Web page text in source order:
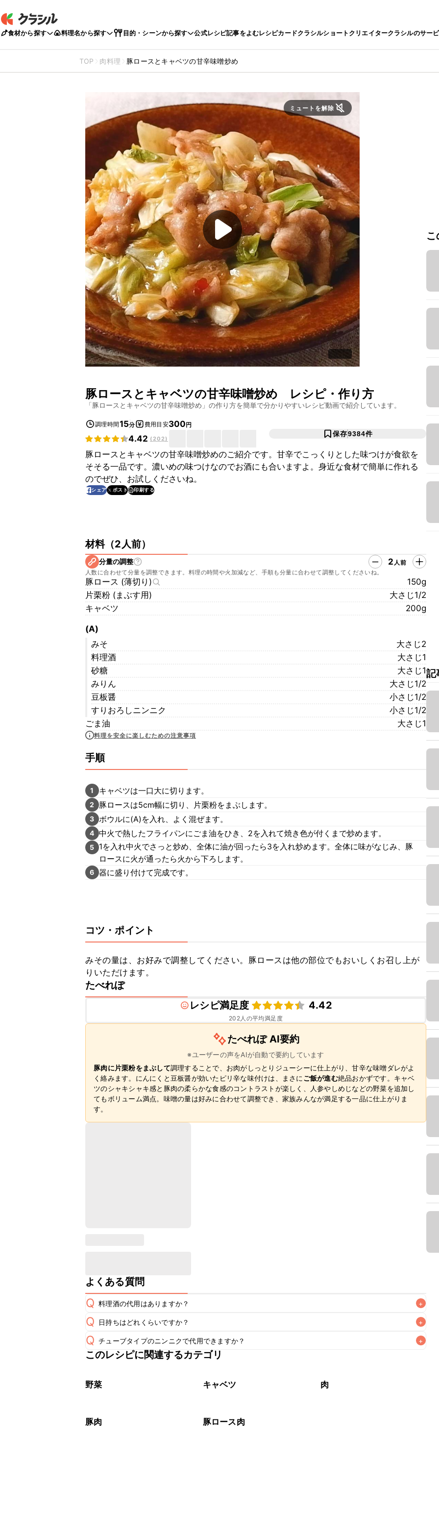
食材から探す 料理名から探す 目的・シーンから探す 公式レシピ記事をよむレシピカードクラシルショートクリエイタークラシルのサー
TOP 肉料理 豚ロースとキャベツの甘辛味噌炒め
ミュートを解除
豚ロースとキャベツの甘辛味噌炒め レシピ・作り方
「豚ロースとキャベツの甘辛味噌炒め 」の作り方を簡単で分かりやすいレシピ動画で紹介しています。
調理時間15分 費用目安300円
4.42 (202)
保存9384件
豚ロースとキャベツの甘辛味噌炒めのご紹介です。甘辛でこっくりとした味つけが食欲を
そそる一品です。濃いめの味つけなのでお酒にも合いますよ。身近な食材で簡単に作れる
のでぜひ、お試しくださいね。
シェア ポスト 印刷する
材料（2人前）
分量の調整 2 人前
人数に合わせて分量を調整できます。料理の時間や火加減など、手順も分量に合わせて調整してくださいね。
豚ロース (薄切り)
150g
片栗粉 (まぶす用)
大さじ1/2
キャベツ
200g
(A)
みそ
大さじ2
料理酒
大さじ1
砂糖
大さじ1
みりん
大さじ1/2
豆板醤
小さじ1/2
すりおろしニンニク
小さじ1/2
ごま油
大さじ1
料理を安全に楽しむための注意事項
手順
1 キャベツは一口大に切ります。
2 豚ロースは5cm幅に切り、片栗粉をまぶします。
3 ボウルに(A)を入れ、よく混ぜます。
4 中火で熱したフライパンにごま油をひき、2を入れて焼き色が付くまで炒めます。
5
1を入れ中火でさっと炒め、全体に油が回ったら3を入れ炒めます。全体に味がなじみ、豚
ロースに火が通ったら火から下ろします。
6 器に盛り付けて完成です。
コツ・ポイント
みその量は、お好みで調整してください。豚ロースは他の部位でもおいしくお召し上が
りいただけます。
たべれぽ
レシピ満足度
4.42
202人の平均満足度
たべれぽ AI要約
※ユーザーの声をAIが自動で要約しています
豚肉に片栗粉をまぶして調理することで、お肉がしっとりジューシーに仕上がり、甘辛な味噌ダレがよ
く絡みます。にんにくと豆板醤が効いたピリ辛な味付けは、まさに ご飯が進む絶品おかずです。キャベ
ツのシャキシャキ感と豚肉の柔らかな食感のコントラストが楽しく、人参やしめじなどの野菜を追加し
てもボリューム満点。味噌の量は好みに合わせて調整でき、家族みんなが満足する一品に仕上がりま
す。
よくある質問
Q 料理酒の代用はありますか？ +
A
Q 日持ちはどれくらいですか？ +
A
保存期間は冷蔵で翌日中が目安です。なるべくお早めにお召し上がりください。
Q チューブタイプのニンニクで代用できますか？ +
チューブタイプのニンニクを使用してもお作りいただけます。小さじ1/2を目安に加え、お好みの風
このレシピに関連するカテゴリ
野菜 キャベツ 肉
豚肉 豚ロース肉
記